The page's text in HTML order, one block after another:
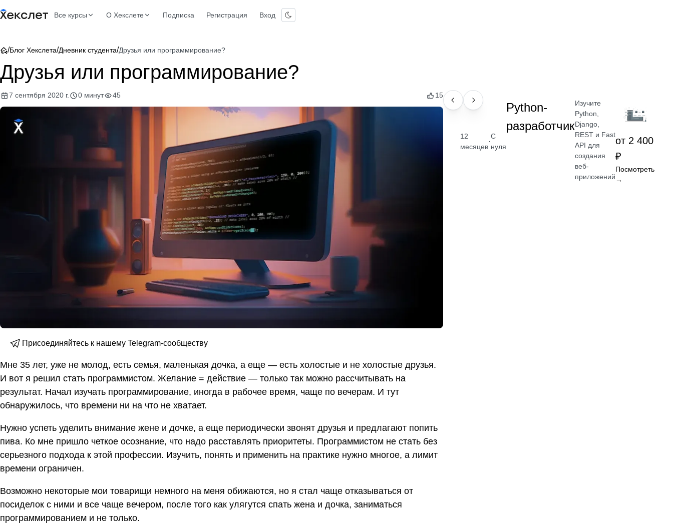
Все курсы О Хекслете Подписка Регистрация Вход
/Блог Хекслета/Дневник студента/Друзья или программирование?
Друзья или программирование?
7 сентября 2020 г. 0 минут 45 15
Присоединяйтесь к нашему Telegram-сообществу
Мне 35 лет, уже не молод, есть семья, маленькая дочка, а еще — есть холостые и не холостые друзья.
И вот я решил стать программистом. Желание = действие — только так можно рассчитывать на
результат. Начал изучать программирование, иногда в рабочее время, чаще по вечерам. И тут
обнаружилось, что времени ни на что не хватает.
Нужно успеть уделить внимание жене и дочке, а еще периодически звонят друзья и предлагают попить
пива. Ко мне пришло четкое осознание, что надо расставлять приоритеты. Программистом не стать без
серьезного подхода к этой профессии. Изучить, понять и применить на практике нужно многое, а лимит
времени ограничен.
Возможно некоторые мои товарищи немного на меня обижаются, но я стал чаще отказываться от
посиделок с ними и все чаще вечером, после того как улягутся спать жена и дочка, заниматься
программированием и не только.
ПРОФЕССИЯ
12
месяцев
·
С
нуля
Python-
разработчик
Изучите
Python,
Django,
REST и Fast
API для
создания
веб-
приложений
от 2 400
₽
Посмотреть
→